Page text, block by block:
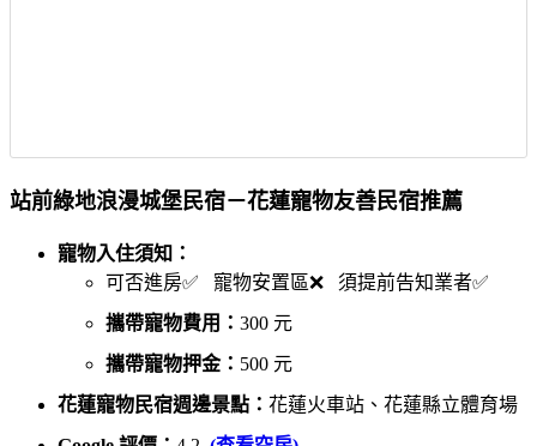
站前綠地浪漫城堡民宿－花蓮寵物友善民宿推薦
寵物入住須知：
可否進房✅ 寵物安置區❌ 須提前告知業者✅
攜帶寵物費用： 300 元
攜帶寵物押金： 500 元
花蓮寵物民宿週邊景點： 花蓮火車站、花蓮縣立體育場